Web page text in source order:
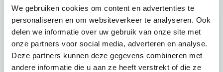
We gebruiken cookies om content en advertenties te
personaliseren en om websiteverkeer te analyseren. Ook
delen we informatie over uw gebruik van onze site met
onze partners voor social media, adverteren en analyse.
Deze partners kunnen deze gegevens combineren met
andere informatie die u aan ze heeft verstrekt of die ze
Onze adviseurs staan voor je
klaar
Onze adviseurs zijn stuk voor stuk betrokken en